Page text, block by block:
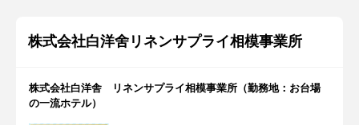
株式会社白洋舍リネンサプライ相模事業所
株式会社白洋舎 リネンサプライ相模事業所（勤務地：お台場
の一流ホテル）